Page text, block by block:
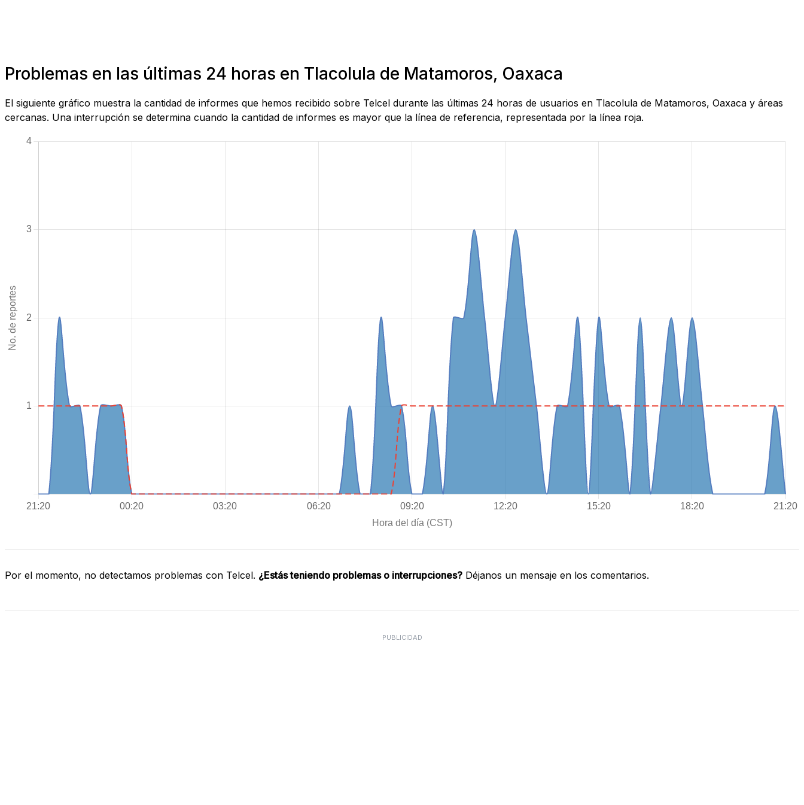
Problemas en las últimas 24 horas en Tlacolula de Matamoros, Oaxaca
El siguiente gráfico muestra la cantidad de informes que hemos recibido sobre Telcel durante las últimas 24 horas de usuarios en Tlacolula de Matamoros, Oaxaca y áreas
cercanas. Una interrupción se determina cuando la cantidad de informes es mayor que la línea de referencia, representada por la línea roja.
Por el momento, no detectamos problemas con Telcel. ¿Estás teniendo problemas o interrupciones? Déjanos un mensaje en los comentarios.
PUBLICIDAD